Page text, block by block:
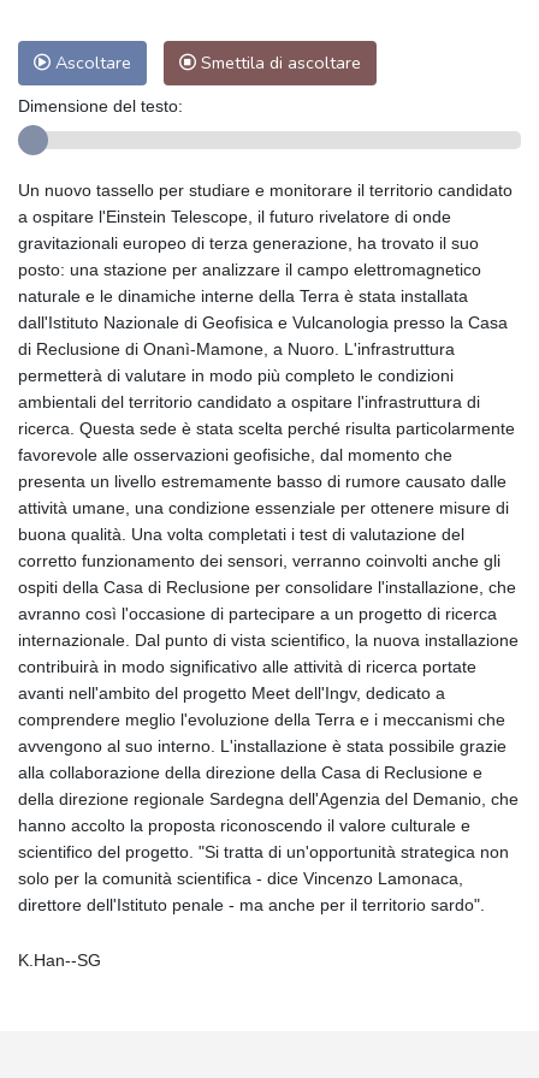
Ascoltare Smettila di ascoltare
Dimensione del testo:
Un nuovo tassello per studiare e monitorare il territorio candidato
a ospitare l'Einstein Telescope, il futuro rivelatore di onde
gravitazionali europeo di terza generazione, ha trovato il suo
posto: una stazione per analizzare il campo elettromagnetico
naturale e le dinamiche interne della Terra è stata installata
dall'Istituto Nazionale di Geofisica e Vulcanologia presso la Casa
di Reclusione di Onanì-Mamone, a Nuoro. L'infrastruttura
permetterà di valutare in modo più completo le condizioni
ambientali del territorio candidato a ospitare l'infrastruttura di
ricerca. Questa sede è stata scelta perché risulta particolarmente
favorevole alle osservazioni geofisiche, dal momento che
presenta un livello estremamente basso di rumore causato dalle
attività umane, una condizione essenziale per ottenere misure di
buona qualità. Una volta completati i test di valutazione del
corretto funzionamento dei sensori, verranno coinvolti anche gli
ospiti della Casa di Reclusione per consolidare l'installazione, che
avranno così l'occasione di partecipare a un progetto di ricerca
internazionale. Dal punto di vista scientifico, la nuova installazione
contribuirà in modo significativo alle attività di ricerca portate
avanti nell'ambito del progetto Meet dell'Ingv, dedicato a
comprendere meglio l'evoluzione della Terra e i meccanismi che
avvengono al suo interno. L'installazione è stata possibile grazie
alla collaborazione della direzione della Casa di Reclusione e
della direzione regionale Sardegna dell'Agenzia del Demanio, che
hanno accolto la proposta riconoscendo il valore culturale e
scientifico del progetto. "Si tratta di un'opportunità strategica non
solo per la comunità scientifica - dice Vincenzo Lamonaca,
direttore dell'Istituto penale - ma anche per il territorio sardo".
K.Han--SG